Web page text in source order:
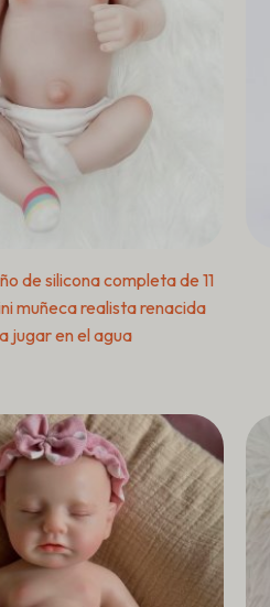
de silicona completa de 11
muñeca realista renacida
jugar en el agua